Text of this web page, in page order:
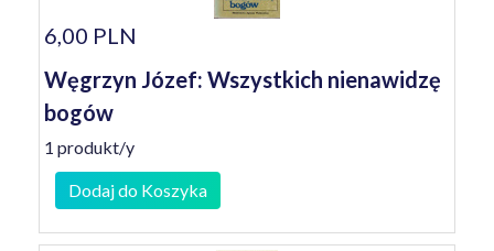
6,00 PLN
Węgrzyn Józef: Wszystkich nienawidzę
bogów
1 produkt/y
Dodaj do Koszyka